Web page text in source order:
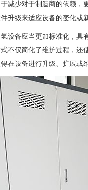
少对于制造商的依赖，
升级来适应设备的变化或
备应当更加标准化，具
不仅简化了维护过程，
在设备进行升级、扩展或